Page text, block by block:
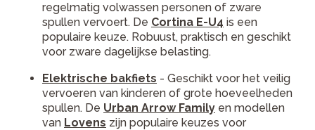
regelmatig volwassen personen of zware
spullen vervoert. De Cortina E-U4 is een
populaire keuze. Robuust, praktisch en geschikt
voor zware dagelijkse belasting.
Elektrische bakfiets - Geschikt voor het veilig
vervoeren van kinderen of grote hoeveelheden
spullen. De Urban Arrow Family en modellen
van Lovens zijn populaire keuzes voor